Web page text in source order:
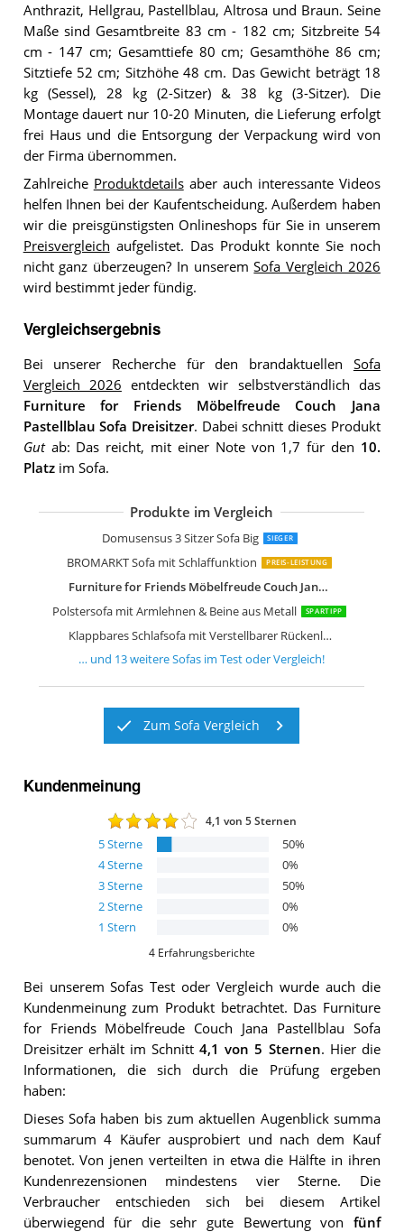
Anthrazit, Hellgrau, Pastellblau, Altrosa und Braun. Seine
Maße sind Gesamtbreite 83 cm - 182 cm; Sitzbreite 54
cm - 147 cm; Gesamttiefe 80 cm; Gesamthöhe 86 cm;
Sitztiefe 52 cm; Sitzhöhe 48 cm. Das Gewicht beträgt 18
kg (Sessel), 28 kg (2-Sitzer) & 38 kg (3-Sitzer). Die
Montage dauert nur 10-20 Minuten, die Lieferung erfolgt
frei Haus und die Entsorgung der Verpackung wird von
der Firma übernommen.
Zahlreiche Produktdetailsaber auch interessante Videos
helfen Ihnen bei der Kaufentscheidung. Außerdem haben
wir die preisgünstigsten Onlineshops für Sie in unserem
Preisvergleich aufgelistet. Das Produkt konnte Sie noch
nicht ganz überzeugen? In unseremSofa Vergleich 2026
wird bestimmt jeder fündig.
Vergleichsergebnis
Bei unserer Recherche für den brandaktuellen Sofa
Vergleich 2026 entdeckten wir selbstverständlich das
Furniture for Friends Möbelfreude Couch Jana
Pastellblau Sofa Dreisitzer. Dabei schnitt dieses Produkt
Gutab: Das reicht, mit einer Note von 1,7 für den 10.
Platzim Sofa.
Produkte im Vergleich
Domusensus 3 Sitzer Sofa Big SIEGER
BROMARKT Sofa mit Schlaffunktion PREIS-LEISTUNG
Furniture for Friends Möbelfreude Couch Jana Pastellblau Sofa Dreisitzer
Polstersofa mit Armlehnen & Beine aus Metall
SPARTIPP
Klappbares Schlafsofa mit Verstellbarer Rückenlehne
HULALA HOME Modernes 2-Sitzer
Mirjan24 Schlafsofa Gaja Bettsofa
Kaiser Möbel Ecksofa mit
HOMCOM Sofa 2 Sitzer Couch
Couch 2 Sitzer
Sofa Mit Schlaffunktion
Klappbares Schlafsofa Couch Sofa
AC Design Furniture Bettcouch Jasper
Sofa 3 Sitzer Sofa Schlafsofa
… und 13weitereSofas im Test oder Vergleich!
Zum Sofa Vergleich
Kundenmeinung
4,1 von 5 Sternen
5Sterne 50%
4Sterne 0%
3Sterne 50%
2Sterne 0%
1 Stern 0%
4 Erfahrungsberichte
Bei unseremSofas Test oder Vergleich wurde auch die
Kundenmeinung zum Produkt betrachtet. Das Furniture
for Friends Möbelfreude Couch Jana Pastellblau Sofa
Dreisitzererhält im Schnitt4,1 von 5 Sternen. Hier die
Informationen, die sich durch die Prüfung ergeben
haben:
Dieses Sofa haben bis zum aktuellen Augenblick summa
summarum 4 Käufer ausprobiert und nach dem Kauf
benotet. Von jenen verteilten in etwa die Hälfte in ihren
Kundenrezensionen mindestens vier Sterne. Die
Verbraucher entschieden sich bei diesem Artikel
überwiegend für die sehr gute Bewertung von fünf